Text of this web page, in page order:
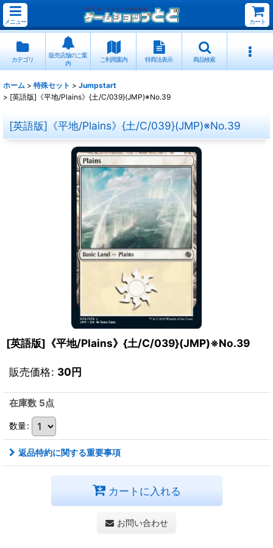
メニュー カート
カテゴリ
販売店舗のご案
内
ご利用案内 特商法表示 商品検索
ホーム > 特殊セット > Jumpstart
> [英語版]《平地/Plains》{土/C/039}(JMP)※No.39
[英語版]《平地/Plains》{土/C/039}(JMP)※No.39
[英語版]《平地/Plains》{土/C/039}(JMP)※No.39
販売価格: 30円
在庫数 5点
数量:
返品特約に関する重要事項
カートに入れる
お問い合わせ